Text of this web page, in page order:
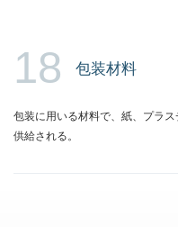
18 包装材料
包装に用いる材料で、紙、プラ
供給される。